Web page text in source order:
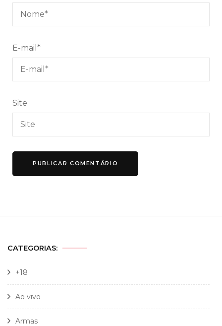
E-mail *
Site
CATEGORIAS:
+18
Ao vivo
Armas